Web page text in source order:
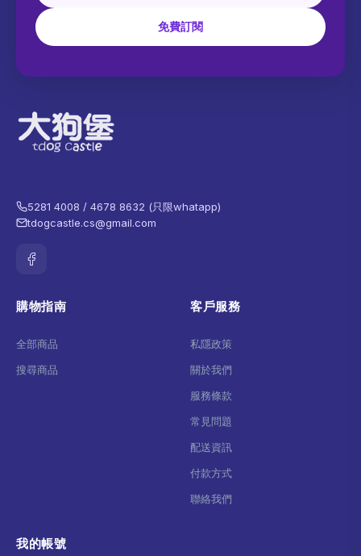
免費訂閱
5281 4008 / 4678 8632 (只限whatapp)
tdogcastle.cs@gmail.com
購物指南
全部商品
搜尋商品
客戶服務
私隱政策
關於我們
服務條款
常見問題
配送資訊
付款方式
聯絡我們
我的帳號